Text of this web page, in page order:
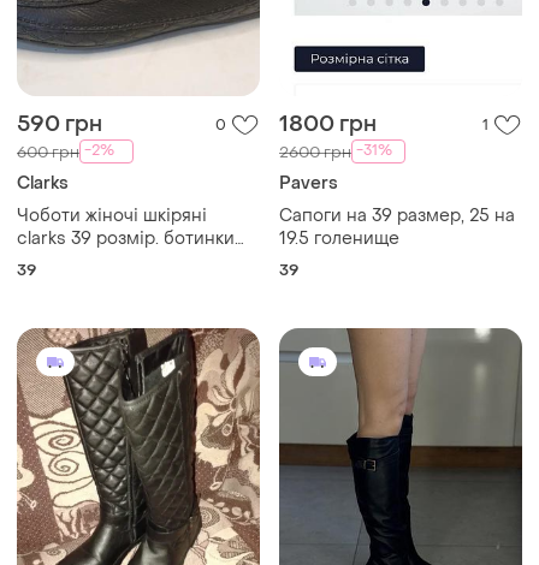
590 грн 0
600 грн -2%
Clarks
Чоботи жіночі шкіряні
clarks 39 розмір. ботинки
женские кожаные clarks 39
39
1800 грн 1
2600 грн -31%
Pavers
Сапоги на 39 размер, 25 на
19.5 голенище
39